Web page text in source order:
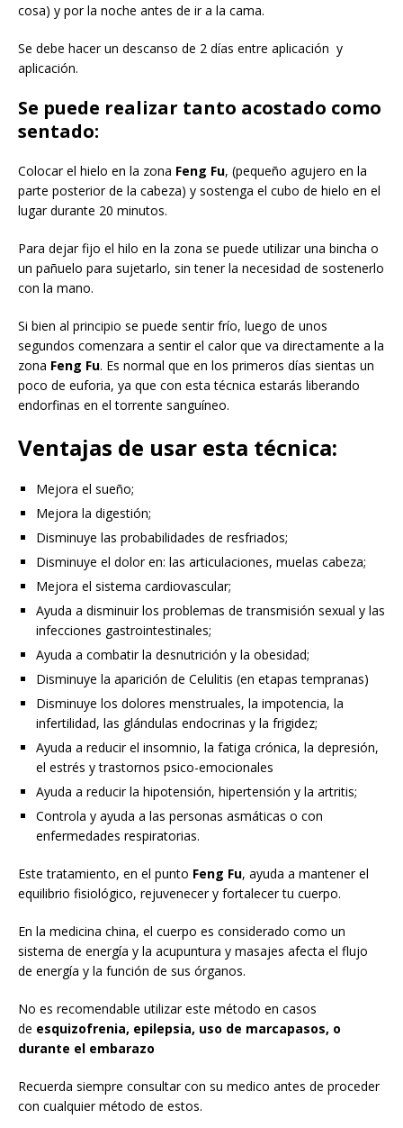
cosa) y por la noche antes de ir a la cama.
Se debe hacer un descanso de 2 días entre aplicación y
aplicación.
Se puede realizar tanto acostado como
sentado:
Colocar el hielo en la zona Feng Fu, (pequeño agujero en la
parte posterior de la cabeza) y sostenga el cubo de hielo en el
lugar durante 20 minutos.
Para dejar fijo el hilo en la zona se puede utilizar una bincha o
un pañuelo para sujetarlo, sin tener la necesidad de sostenerlo
con la mano.
Si bien al principio se puede sentir frío, luego de unos
segundos comenzara a sentir el calor que va directamente a la
zona Feng Fu. Es normal que en los primeros días sientas un
poco de euforia, ya que con esta técnica estarás liberando
endorfinas en el torrente sanguíneo.
Ventajas de usar esta técnica:
Mejora el sueño;
Mejora la digestión;
Disminuye las probabilidades de resfriados;
Disminuye el dolor en: las articulaciones, muelas cabeza;
Mejora el sistema cardiovascular;
Ayuda a disminuir los problemas de transmisión sexual y las
infecciones gastrointestinales;
Ayuda a combatir la desnutrición y la obesidad;
Disminuye la aparición de Celulitis (en etapas tempranas)
Disminuye los dolores menstruales, la impotencia, la
infertilidad, las glándulas endocrinas y la frigidez;
Ayuda a reducir el insomnio, la fatiga crónica, la depresión,
el estrés y trastornos psico-emocionales
Ayuda a reducir la hipotensión, hipertensión y la artritis;
Controla y ayuda a las personas asmáticas o con
enfermedades respiratorias.
Este tratamiento, en el punto Feng Fu, ayuda a mantener el
equilibrio fisiológico, rejuvenecer y fortalecer tu cuerpo.
En la medicina china, el cuerpo es considerado como un
sistema de energía y la acupuntura y masajes afecta el flujo
de energía y la función de sus órganos.
No es recomendable utilizar este método en casos
de esquizofrenia, epilepsia, uso de marcapasos, o
durante el embarazo
Recuerda siempre consultar con su medico antes de proceder
con cualquier método de estos.